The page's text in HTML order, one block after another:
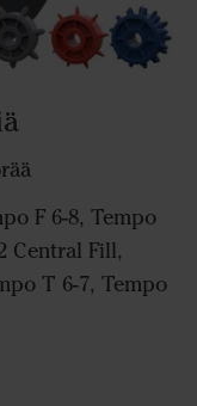
F 6-8, Tempo
Central Fill,
T 6-7, Tempo